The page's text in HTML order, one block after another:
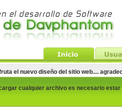
el nuevo diseño del sitio web....
cualquier archivo es necesario